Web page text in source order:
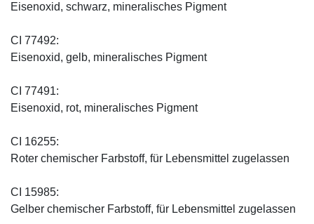
Eisenoxid, schwarz, mineralisches Pigment
CI 77492:
Eisenoxid, gelb, mineralisches Pigment
CI 77491:
Eisenoxid, rot, mineralisches Pigment
CI 16255:
Roter chemischer Farbstoff, für Lebensmittel zugelassen
CI 15985:
Gelber chemischer Farbstoff, für Lebensmittel zugelassen